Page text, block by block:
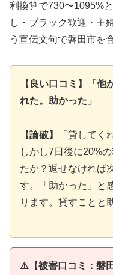
利換算で730〜1095%
し・ブラック歓迎・主
う宣伝文句で磐田市を
【良い口コミ】「他
れた。助かった」
【論破】
「貸してく
しかし7日後に20%
たか？返せなければ
す。「助かった」と
ります。貸すことと
⚠️【被害口コミ：磐